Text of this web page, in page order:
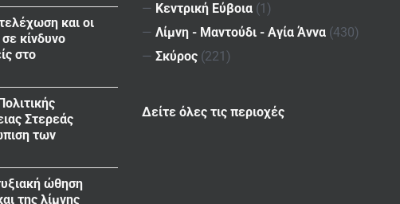
και οι
κίνδυνο
στο
Στερεάς
των
ώθηση
της λίμνης
— Κεντρική Εύβοια (1)
— Λίμνη - Μαντούδι - Αγία Άννα (430)
— Σκύρος (221)
Δείτε όλες τις περιοχές